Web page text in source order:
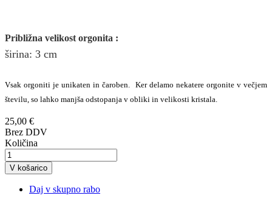
Približna velikostorgonita :
širina: 3 cm
Vsak orgoniti je unikaten in čaroben. Ker delamo nekatere orgonite v večjem
številu, so lahko manjša odstopanja v obliki in velikosti kristala.
25,00 €
Brez DDV
Količina
V košarico
Daj v skupno rabo